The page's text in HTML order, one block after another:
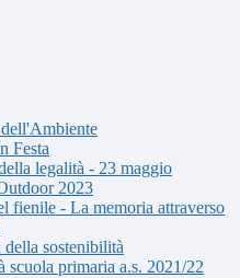
Festa
legalità - 23 maggio
2023
fienile - La memoria attraverso
della sostenibilità
scuola primaria a.s. 2021/22